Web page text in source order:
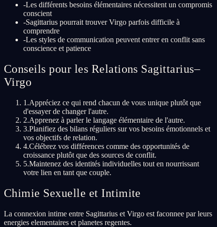
-Les différents besoins élémentaires nécessitent un compromis
conscient
-Sagittarius pourrait trouver Virgo parfois difficile à
comprendre
-Les styles de communication peuvent entrer en conflit sans
conscience et patience
Conseils pour les Relations Sagittarius–
Virgo
1 .Appréciez ce qui rend chacun de vous unique plutôt que
d'essayer de changer l'autre.
2.Apprenez à parler le langage élémentaire de l'autre.
3.Planifiez des bilans réguliers sur vos besoins émotionnels et
vos objectifs de relation.
4.Célébrez vos différences comme des opportunités de
croissance plutôt que des sources de conflit.
5.Maintenez des identités individuelles tout en nourrissant
votre lien en tant que couple.
Chimie Sexuelle et Intimite
La connexion intime entre Sagittarius et Virgo est faconnee par leurs
energies elementaires et planetes regentes.